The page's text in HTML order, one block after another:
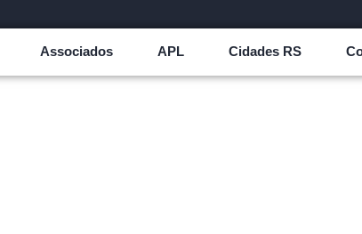
Associados APL Cidades RS